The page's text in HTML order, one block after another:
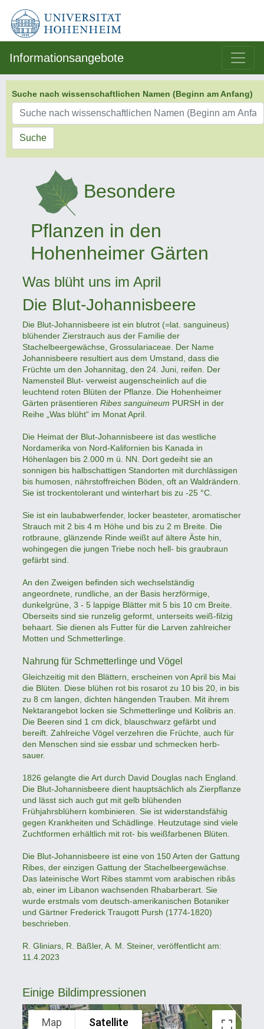
Informationsangebote
Suche nach wissenschaftlichen Namen (Beginn am Anfang)
Suche
Besondere
Pflanzen in den
Hohenheimer Gärten
Was blüht uns im April
Die Blut-Johannisbeere
Die Blut-Johannisbeere ist ein blutrot (=lat. sanguineus)
blühender Zierstrauch aus der Familie der
Stachelbeergewächse, Grossulariaceae. Der Name
Johannisbeere resultiert aus dem Umstand, dass die
Früchte um den Johannitag, den 24. Juni, reifen. Der
Namensteil Blut- verweist augenscheinlich auf die
leuchtend roten Blüten der Pflanze. Die Hohenheimer
Gärten präsentieren Ribes sanguineum PURSH in der
Reihe „Was blüht“ im Monat April.
Die Heimat der Blut-Johannisbeere ist das westliche
Nordamerika von Nord-Kalifornien bis Kanada in
Höhenlagen bis 2.000 m ü. NN. Dort gedeiht sie an
sonnigen bis halbschattigen Standorten mit durchlässigen
bis humosen, nährstoffreichen Böden, oft an Waldrändern.
Sie ist trockentolerant und winterhart bis zu -25 °C.
Sie ist ein laubabwerfender, locker beasteter, aromatischer
Strauch mit 2 bis 4 m Höhe und bis zu 2 m Breite. Die
rotbraune, glänzende Rinde weißt auf ältere Äste hin,
wohingegen die jungen Triebe noch hell- bis graubraun
gefärbt sind.
An den Zweigen befinden sich wechselständig
angeordnete, rundliche, an der Basis herzförmige,
dunkelgrüne, 3 - 5 lappige Blätter mit 5 bis 10 cm Breite.
Oberseits sind sie runzelig geformt, unterseits weiß-filzig
behaart. Sie dienen als Futter für die Larven zahlreicher
Motten und Schmetterlinge.
Nahrung für Schmetterlinge und Vögel
Gleichzeitig mit den Blättern, erscheinen von April bis Mai
die Blüten. Diese blühen rot bis rosarot zu 10 bis 20, in bis
zu 8 cm langen, dichten hängenden Trauben. Mit ihrem
Nektarangebot locken sie Schmetterlinge und Kolibris an.
Die Beeren sind 1 cm dick, blauschwarz gefärbt und
bereift. Zahlreiche Vögel verzehren die Früchte, auch für
den Menschen sind sie essbar und schmecken herb-
sauer.
1826 gelangte die Art durch David Douglas nach England.
Die Blut-Johannisbeere dient hauptsächlich als Zierpflanze
und lässt sich auch gut mit gelb blühenden
Frühjahrsblühern kombinieren. Sie ist widerstandsfähig
gegen Krankheiten und Schädlinge. Heutzutage sind viele
Zuchtformen erhältlich mit rot- bis weißfarbenen Blüten.
Die Blut-Johannisbeere ist eine von 150 Arten der Gattung
Ribes, der einzigen Gattung der Stachelbeergewächse.
Das lateinische Wort Ribes stammt vom arabischen ribâs
ab, einer im Libanon wachsenden Rhabarberart. Sie
wurde erstmals vom deutsch-amerikanischen Botaniker
und Gärtner Frederick Traugott Pursh (1774-1820)
beschrieben.
R. Gliniars, R. Bäßler, A. M. Steiner, veröffentlicht am:
11.4.2023
Einige Bildimpressionen
Map Satellite